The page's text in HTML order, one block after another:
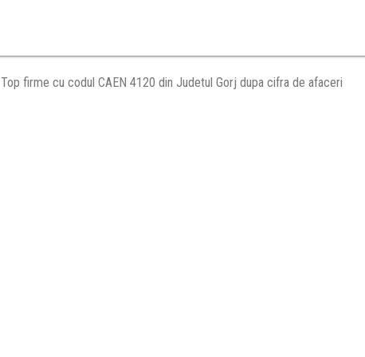
Top firme cu codul CAEN 4120 din Judetul Gorj dupa cifra de afaceri